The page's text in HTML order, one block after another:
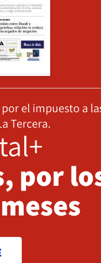
el impuesto a
Tercera.
por